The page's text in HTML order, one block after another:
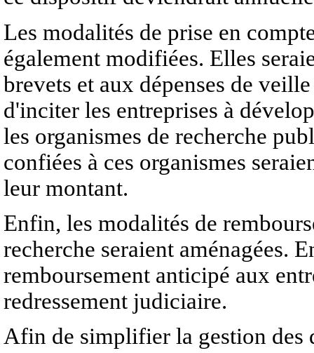
Les modalités de prise en
également modifiées. Elles
brevets et aux dépenses de
d'inciter les entreprises à
les organismes de recherche
confiées à ces organismes
leur montant.
Enfin, les modalités de
recherche seraient aménagées.
remboursement anticipé aux
redressement judiciaire.
Afin de simplifier la gestion des